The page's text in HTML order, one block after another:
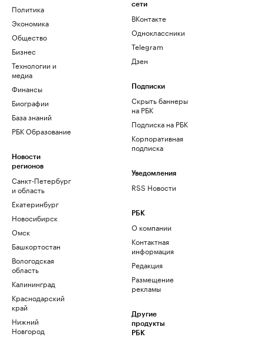
Политика
Экономика
Общество
Бизнес
Технологии и
медиа
Финансы
Биографии
База знаний
РБК Образование
Новости
регионов
Санкт-Петербург
и область
Екатеринбург
Новосибирск
Омск
Башкортостан
Вологодская
область
Калининград
Краснодарский
край
Нижний
Новгород
сети
ВКонтакте
Одноклассники
Telegram
Дзен
Подписки
Скрыть баннеры
на РБК
Подписка на РБК
Корпоративная
подписка
Уведомления
RSS Новости
РБК
О компании
Контактная
информация
Редакция
Размещение
рекламы
Другие
продукты
РБК